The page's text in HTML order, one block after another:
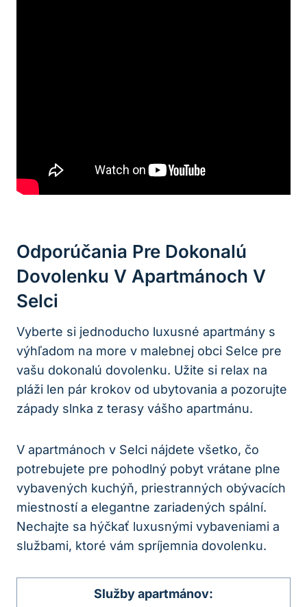
Odporúčania Pre Dokonalú
Dovolenku V Apartmánoch V
Selci
Vyberte si jednoducho luxusné apartmány s
výhľadom na more v malebnej obci Selce pre
vašu dokonalú dovolenku. Užite si relax na
pláži len pár krokov od ubytovania a pozorujte
západy slnka z terasy vášho apartmánu.
V apartmánoch v Selci nájdete všetko, čo
potrebujete pre pohodlný pobyt vrátane plne
vybavených kuchýň, priestranných obývacích
miestností a elegantne zariadených spální.
Nechajte sa hýčkať luxusnými vybaveniami a
službami, ktoré vám spríjemnia dovolenku.
Služby apartmánov: